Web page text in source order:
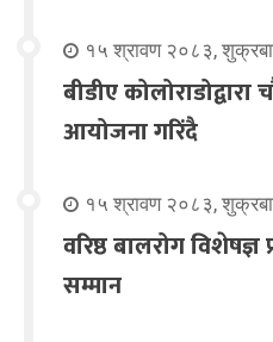
१५ श्रावण २०८३,
बीडीए कोलोराडोद्वारा
आयोजना गरिंदै
१५ श्रावण २०८३,
वरिष्ठ बालरोग विशेषज्ञ
सम्मान